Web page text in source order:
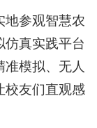
地参观智慧农
仿真实践平台
准模拟、无人
校友们直观感